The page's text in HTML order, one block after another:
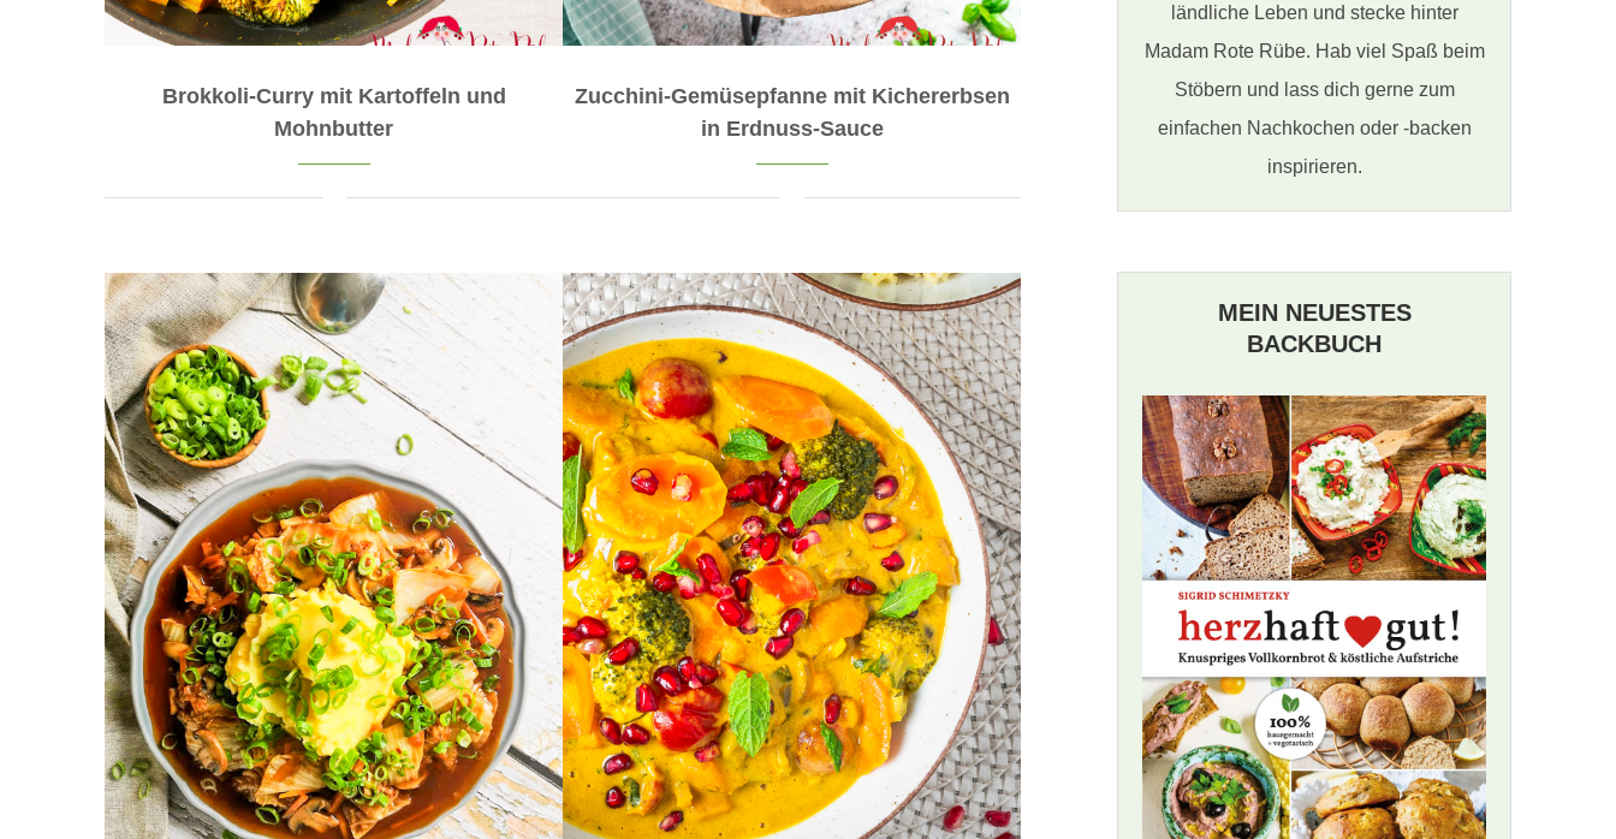
Brokkoli-Curry mit Kartoffeln und
Mohnbutter
Zucchini-Gemüsepfanne mit Kichererbsen
in Erdnuss-Sauce
ländliche Leben und stecke hinter
Madam Rote Rübe. Hab viel Spaß beim
Stöbern und lass dich gerne zum
einfachen Nachkochen oder -backen
inspirieren.
MEIN NEUESTES
BACKBUCH